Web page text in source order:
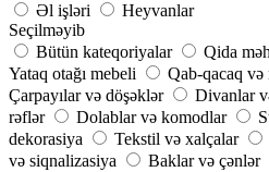
Əl işləri
Heyvanlar
Seçilməyib
Bütün kateqoriyalar
Qida
Yataq otağı mebeli
Qab-qacaq və
Çarpayılar və döşəklər
Divanlar
rəflər
Dolablar və komodlar
dekorasiya
Tekstil və xalçalar
və siqnalizasiya
Baklar və çənlər